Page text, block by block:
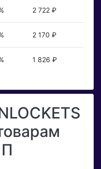
2 722 ₽
2 170 ₽
1 826 ₽